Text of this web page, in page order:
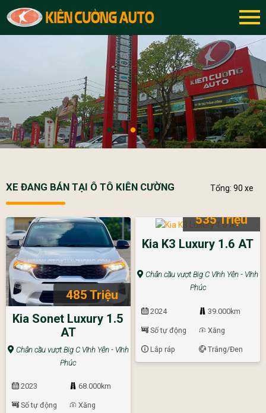
XE ĐANG BÁN TẠI Ô TÔ KIÊN CƯỜNG Tổng: 90 xe
485 Triệu
Kia Sonet Luxury 1.5
AT
Chân cầu vượt Big C Vĩnh Yên - Vĩnh
Phúc
2023 68.000km
Số tự động Xăng
535 Triệu
Kia K3 Luxury 1.6 AT
Chân cầu vượt Big C Vĩnh Yên - Vĩnh
Phúc
2024 39.000km
Số tự động Xăng
Lắp ráp Trắng/Đen